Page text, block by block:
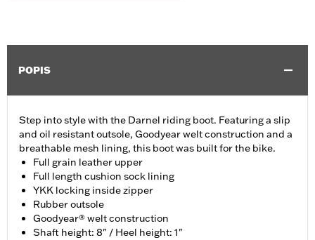
POPIS
Step into style with the Darnel riding boot. Featuring a slip
and oil resistant outsole, Goodyear welt construction and a
breathable mesh lining, this boot was built for the bike.
Full grain leather upper
Full length cushion sock lining
YKK locking inside zipper
Rubber outsole
Goodyear® welt construction
Shaft height: 8" / Heel height: 1"